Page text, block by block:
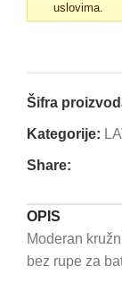
uslovima.
Šifra
Kategorije:
Share:
OPIS
Moderan
bez rupe za